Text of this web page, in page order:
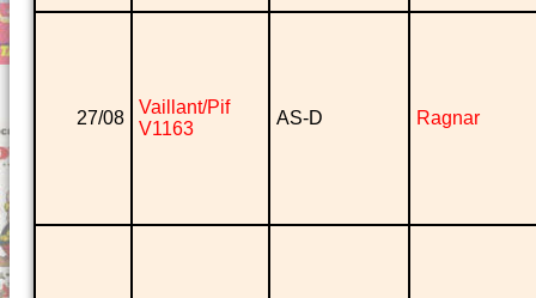
27/08
Vaillant/Pif
V1163
AS-D Ragnar